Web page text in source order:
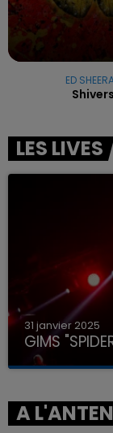
ED
Shivers
LES LIVES
31 janvier 2025
GIMS
A